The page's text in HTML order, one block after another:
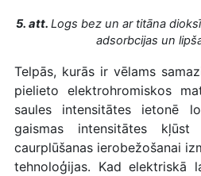
5. att. Logs bez un ar titāna
adsorbcijas un
Telpās, kurās ir vēlams
pielieto elektrohromiskos
saules intensitātes ietonē
gaismas intensitātes kļūst
caurplūšanas ierobežošanai
tehnoloģijas. Kad elektriskā